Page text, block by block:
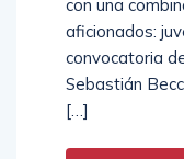
con una
aficionados:
convocatoria
Sebastián
[…]